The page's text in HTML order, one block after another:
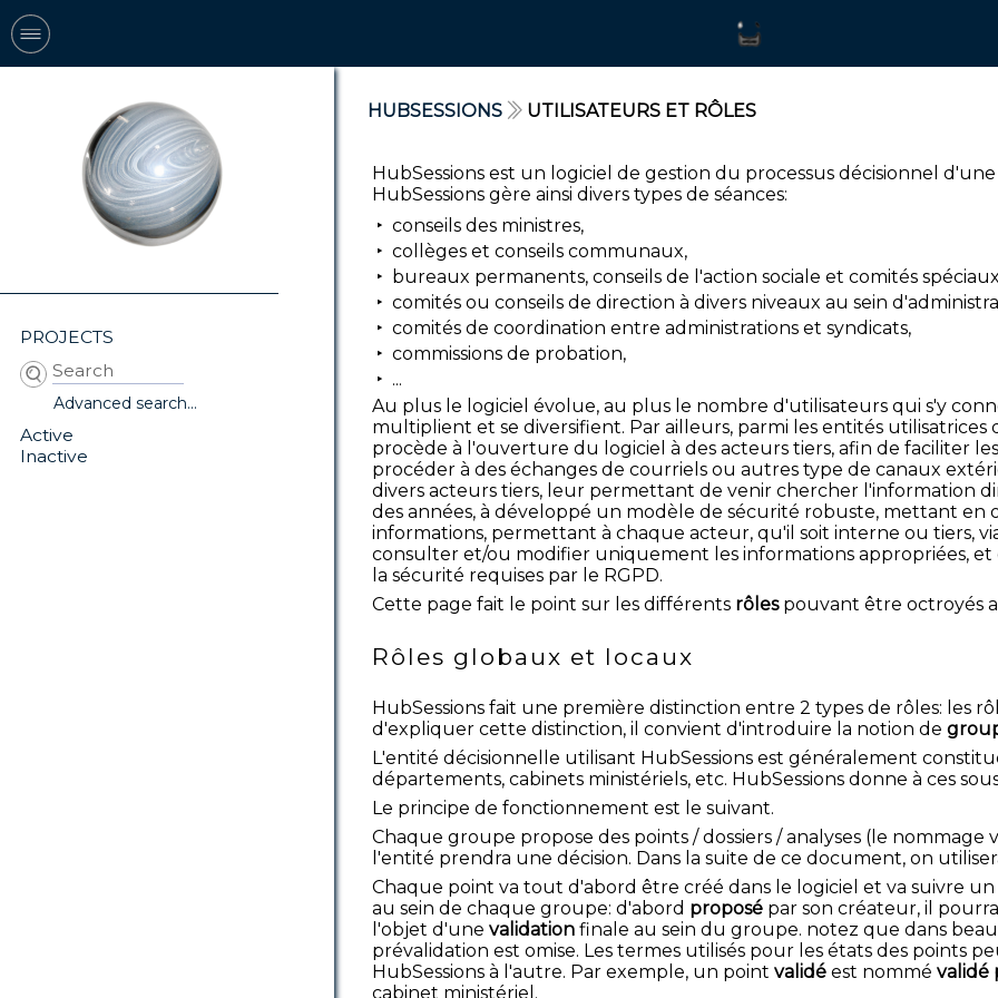
PROJECTS
Advanced search...
Active
Inactive
HUBSESSIONS UTILISATEURS ET RÔLES
HubSessions est un logiciel de gestion du processus décisionnel
HubSessions gère ainsi divers types de séances:
conseils des ministres,
collèges et conseils communaux,
bureaux permanents, conseils de l'action sociale et comités spéciaux
comités ou conseils de direction à divers niveaux au sein
comités de coordination entre administrations et syndicats,
commissions de probation,
...
Au plus le logiciel évolue, au plus le nombre d'utilisateurs qui s'y
multiplient et se diversifient. Par ailleurs, parmi les entités utilisatrices
procède à l'ouverture du logiciel à des acteurs tiers, afin de faciliter
procéder à des échanges de courriels ou autres type de canaux
divers acteurs tiers, leur permettant de venir chercher l'information
des années, à développé un modèle de sécurité robuste, mettant en
informations, permettant à chaque acteur, qu'il soit interne ou tiers,
consulter et/ou modifier uniquement les informations appropriées, et
la sécurité requises par le RGPD.
Cette page fait le point sur les différents rôlespouvant être octroyés
Rôles globaux et locaux
HubSessions fait une première distinction entre 2 types de rôles: les
d'expliquer cette distinction, il convient d'introduire la notion de
L'entité décisionnelle utilisant HubSessions est généralement
départements, cabinets ministériels, etc. HubSessions donne à ces
Le principe de fonctionnement est le suivant.
Chaque groupe propose des points / dossiers / analyses (le
l'entité prendra une décision. Dans la suite de ce document, on
Chaque point va tout d'abord être créé dans le logiciel et va suivre
au sein de chaque groupe: d'abord proposé par son créateur, il
l'objet d'une validation finale au sein du groupe. notez que dans
prévalidation est omise. Les termes utilisés pour les états des points
HubSessions à l'autre. Par exemple, un point validé est nommé validé
cabinet ministériel.